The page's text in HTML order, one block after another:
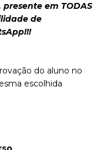
em TODAS
de
do aluno no
escolhida